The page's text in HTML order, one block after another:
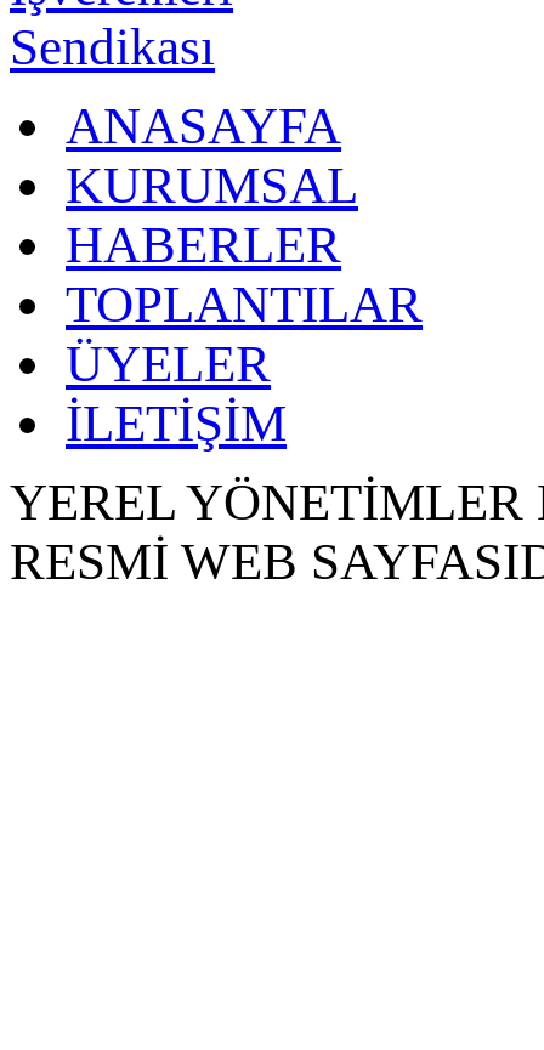
ANASAYFA
KURUMSAL
HABERLER
TOPLANTILAR
ÜYELER
İLETİŞİM
YEREL
RESMİ WEB